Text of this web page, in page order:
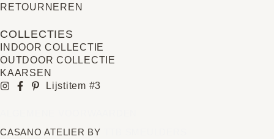
RETOURNEREN
COLLECTIES
INDOOR COLLECTIE
OUTDOOR COLLECTIE
KAARSEN
Lijstitem #3
CASANO ATELIER BY